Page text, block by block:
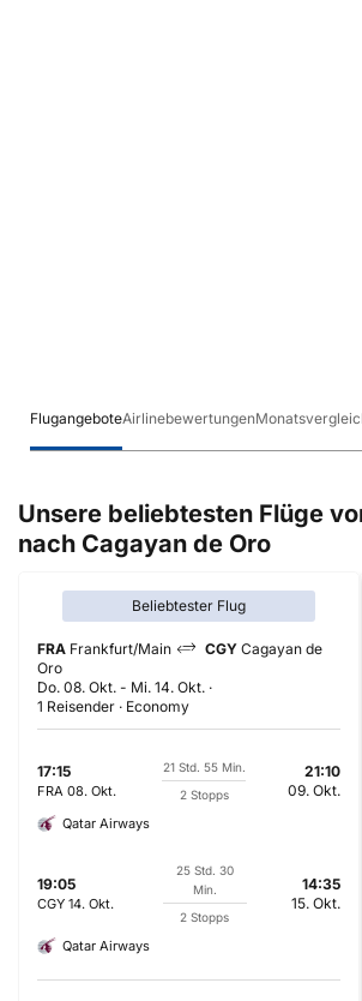
FlugangeboteAirlinebewertungen
Unsere beliebtesten Flüge
nach Cagayan de Oro
Beliebtester Flug
FRA Frankfurt/Main CGY Cagayan de
Oro
Do. 08. Okt. - Mi. 14. Okt.
1 Reisender
Economy
17:15
FRA 08. Okt.
21 Std. 55 Min.
2 Stopps
21:10
09. Okt.
Qatar Airways
19:05
CGY 14. Okt.
25 Std. 30
Min.
2 Stopps
14:35
15. Okt.
Qatar Airways